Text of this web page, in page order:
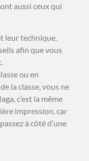
aussi ceux qui
leur technique.
afin que vous
ou en
la classe, vous ne
c’est la même
impression, car
à côté d’une